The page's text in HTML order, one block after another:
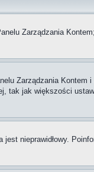
Zarządzania
Zarządzania Kontem
tak jak większości
nieprawidłowy.